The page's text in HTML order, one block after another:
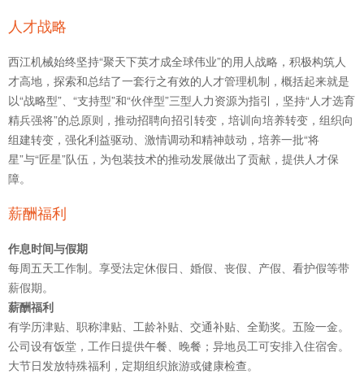
人才战略
西江机械始终坚持“聚天下英才成全球伟业”的用人战略，积极构筑人
才高地，探索和总结了一套行之有效的人才管理机制，概括起来就是
以“战略型”、“支持型”和“伙伴型”三型人力资源为指引，坚持“人才选育
精兵强将”的总原则，推动招聘向招引转变，培训向培养转变，组织向
组建转变，强化利益驱动、激情调动和精神鼓动，培养一批“将
星”与“匠星”队伍，为包装技术的推动发展做出了贡献，提供人才保
障。
薪酬福利
作息时间与假期
每周五天工作制。享受法定休假日、婚假、丧假、产假、看护假等带
薪假期。
薪酬福利
有学历津贴、职称津贴、工龄补贴、交通补贴、全勤奖。五险一金。
公司设有饭堂，工作日提供午餐、晚餐；异地员工可安排入住宿舍。
大节日发放特殊福利，定期组织旅游或健康检查。